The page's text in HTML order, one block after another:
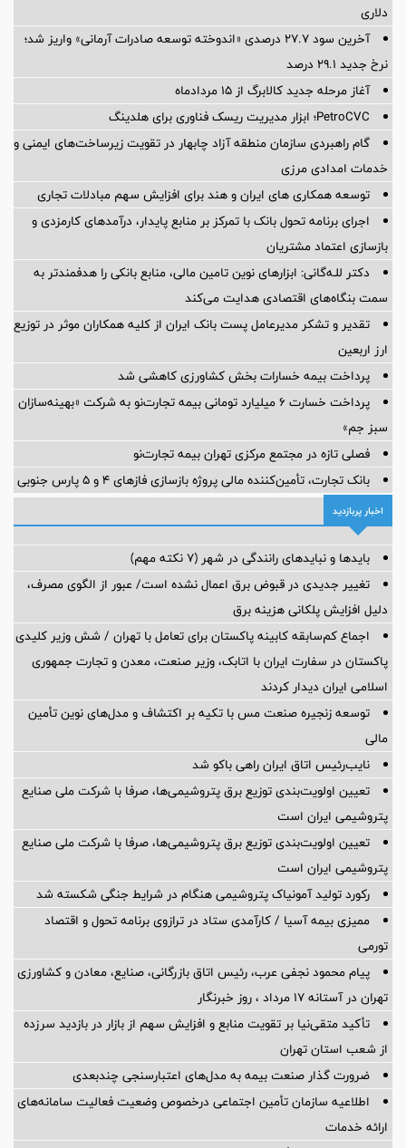
دلاری
آخرین سود ۲۷.۷ درصدی «اندوخته توسعه صادرات آرمانی» واریز شد؛
نرخ جدید ۲۹.۱ درصد
آغاز مرحله جدید کالابرگ از ۱۵ مردادماه
PetroCVC؛ ابزار مدیریت ریسک فناوری برای هلدینگ
گام راهبردی سازمان منطقه آزاد چابهار در تقویت زیرساخت‌های ایمنی و
خدمات امدادی مرزی
توسعه همکاری های ایران و هند برای افزایش سهم مبادلات تجاری
اجرای برنامه تحول بانک با تمرکز بر منابع پایدار، درآمدهای کارمزدی و
بازسازی اعتماد مشتریان
دکتر للـه‌گانی: ابزارهای نوین تامین مالی، منابع بانکی را هدفمندتر به
سمت بنگاه‌های اقتصادی هدایت می‌کند
تقدیر و تشکر مدیرعامل پست بانک ایران از کلیه همکاران موثر در توزیع
ارز اربعین
پرداخت بیمه خسارات بخش کشاورزی کاهشی شد
پرداخت خسارت ۶ میلیارد تومانی بیمه تجارت‌نو به شرکت «بهینه‌سازان
سبز جم»
فصلی تازه در مجتمع مرکزی تهران بیمه تجارت‌نو
بانک تجارت، تأمین‌کننده مالی پروژه بازسازی فازهای ۴ و ۵ پارس جنوبی
اخبار پربازدید
بایدها و نبایدهای رانندگی در شهر (۷ نکته مهم)
تغییر جدیدی در قبوض برق اعمال نشده است/ عبور از الگوی مصرف،
دلیل افزایش پلکانی هزینه برق
اجماع کم‌سابقه کابینه پاکستان برای تعامل با تهران / شش وزیر کلیدی
پاکستان در سفارت ایران با اتابک، وزیر صنعت، معدن و تجارت جمهوری
اسلامی ایران دیدار کردند
توسعه زنجیره صنعت مس با تکیه بر اکتشاف و مدل‌های نوین تأمین
مالی
نایب‌رئیس اتاق ایران راهی باکو شد
تعیین اولویت‌بندی توزیع برق پتروشیمی‌ها، صرفا با شرکت ملی صنایع
پتروشیمی ایران است
تعیین اولویت‌بندی توزیع برق پتروشیمی‌ها، صرفا با شرکت ملی صنایع
پتروشیمی ایران است
رکورد تولید آمونیاک پتروشیمی هنگام در شرایط جنگی شکسته شد
ممیزی بیمه آسیا / کارآمدی ستاد در ترازوی برنامه تحول و اقتصاد
تورمی
پیام محمود نجفی عرب، رئیس اتاق بازرگانی، صنایع، معادن و کشاورزی
تهران در آستانه 17 مرداد ، روز خبرنگار
تأکید متقی‌نیا بر تقویت منابع و افزایش سهم از بازار در بازدید سرزده
از شعب استان تهران
ضرورت گذار صنعت بیمه به مدل‌های اعتبارسنجی چندبعدی
اطلاعیه سازمان تأمین اجتماعی درخصوص وضعیت فعالیت سامانه‌های
ارائه خدمات